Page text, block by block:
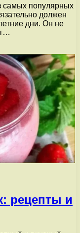
самых популярных
должен
дни. Он не
рецепты и